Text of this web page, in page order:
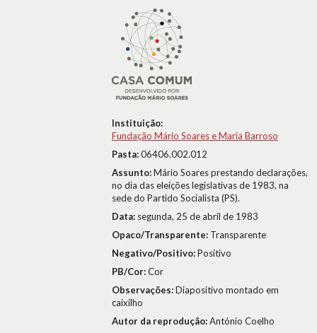
Instituição:
Fundação Mário Soares e Maria Barroso
Pasta:06406.002.012
Assunto:Mário Soares prestando declarações,
no dia das eleições legislativas de 1983, na
sede do Partido Socialista (PS).
Data: segunda, 25 de abril de 1983
Opaco/Transparente: Transparente
Negativo/Positivo:Positivo
PB/Cor:Cor
Observações:Diapositivo montado em
caixilho
Autor da reprodução:António Coelho